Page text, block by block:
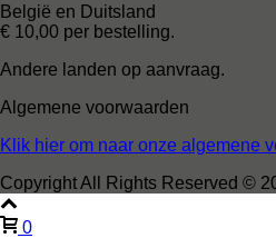
België en Duitsland
€ 10,00 per bestelling.
Andere landen op aanvraag.
Algemene voorwaarden
Klik hier om naar onze algemene
Copyright All Rights Reserved ©
0